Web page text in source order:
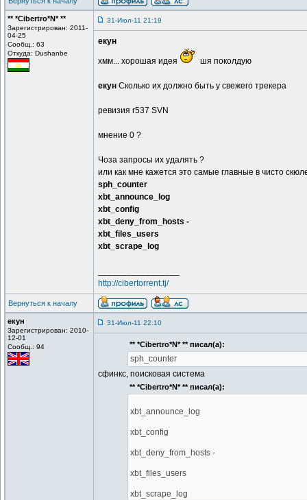
** *Cibertro*N* **
Зарегистрирован: 2011-
04-25
Сообщ.: 63
Откуда: Dushanbe
31-Июл-11 21:19
екун
хмм... хорошая идея шя поколдую
екун Сколько их должно быть у свежего трекера
ревизия r537 SVN
мнение 0 ?
Чоза запросы их удалять ?
или как мне кажется это самые главные в чисто
sph_counter
xbt_announce_log
xbt_config
xbt_deny_from_hosts -
xbt_files_users
xbt_scrape_log
http://cibertorrent.tj/
Вернуться к началу
екун
Зарегистрирован: 2010-
12-01
Сообщ.: 94
31-Июл-11 22:10
** *Cibertro*N* ** писал(а):
sph_counter
сфинкс, поисковая система
** *Cibertro*N* ** писал(а):
xbt_announce_log
xbt_config
xbt_deny_from_hosts -
xbt_files_users
xbt_scrape_log